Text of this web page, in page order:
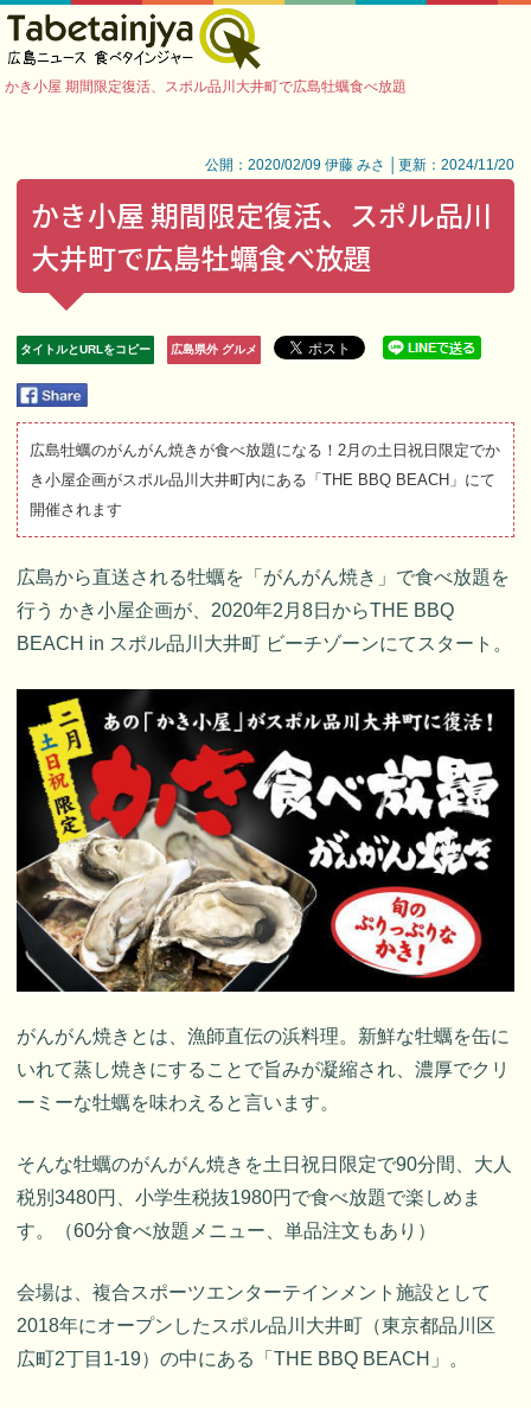
かき小屋 期間限定復活、スポル品川大井町で広島牡蠣食べ放題
公開：2020/02/09 伊藤 みさ │更新：2024/11/20
かき小屋 期間限定復活、スポル品川
大井町で広島牡蠣食べ放題
タイトルとURLをコピー 広島県外 グルメ
広島牡蠣のがんがん焼きが食べ放題になる！2月の土日祝日限定でか
き小屋企画がスポル品川大井町内にある「THE BBQ BEACH」にて
開催されます
広島から直送される牡蠣を「がんがん焼き」で食べ放題を
行う かき小屋企画が、2020年2月8日からTHE BBQ
BEACH in スポル品川大井町 ビーチゾーンにてスタート。
がんがん焼きとは、漁師直伝の浜料理。新鮮な牡蠣を缶に
いれて蒸し焼きにすることで旨みが凝縮され、濃厚でクリ
ーミーな牡蠣を味わえると言います。
そんな牡蠣のがんがん焼きを土日祝日限定で90分間、大人
税別3480円、小学生税抜1980円で食べ放題で楽しめま
す。（60分食べ放題メニュー、単品注文もあり）
会場は、複合スポーツエンターテインメント施設として
2018年にオープンしたスポル品川大井町（東京都品川区
広町2丁目1-19）の中にある「THE BBQ BEACH」。